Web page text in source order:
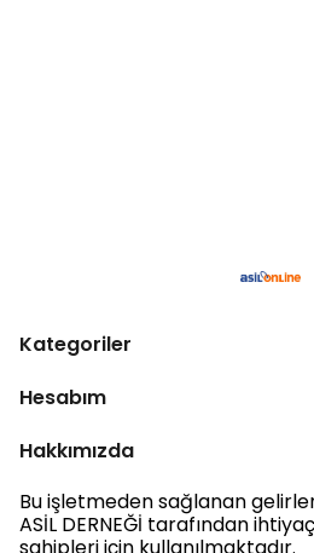
Kategoriler
Hesabım
Hakkımızda
Bu işletmeden sağlanan
ASİL DERNEĞİ tarafından ihtiyaç